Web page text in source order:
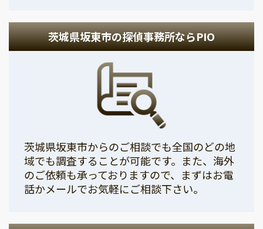
茨城県坂東市の探偵事務所ならPIO
茨城県坂東市からのご相談でも全国のどの地
域でも調査することが可能です。また、海外
のご依頼も承っておりますので、まずはお電
話かメールでお気軽にご相談下さい。